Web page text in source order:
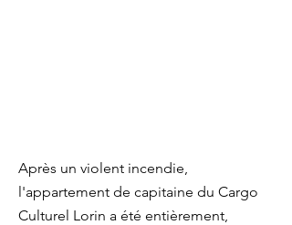
Après un violent incendie,
l'appartement de capitaine du Cargo
Culturel Lorin a été entièrement,